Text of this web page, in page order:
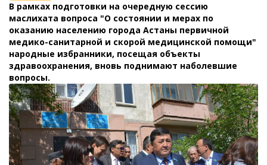
В рамках подготовки на очередную сессию
маслихата вопроса "О состоянии и мерах по
оказанию населению города Астаны первичной
медико-санитарной и скорой медицинской помощи"
народные избранники, посещая объекты
здравоохранения, вновь поднимают наболевшие
вопросы.